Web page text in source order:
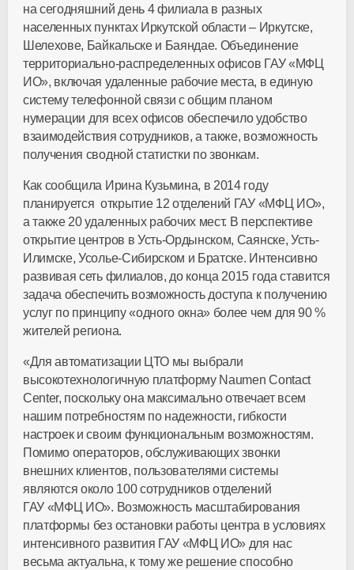
на сегодняшний день 4 филиала в разных
населенных пунктах Иркутской области – Иркутске,
Шелехове, Байкальске и Баяндае. Объединение
территориально-распределенных офисов ГАУ «МФЦ
ИО», включая удаленные рабочие места, в единую
систему телефонной связи с общим планом
нумерации для всех офисов обеспечило удобство
взаимодействия сотрудников, а также, возможность
получения сводной статистки по звонкам.
Как сообщила Ирина Кузьмина, в 2014 году
планируется открытие 12 отделений ГАУ «МФЦ ИО»,
а также 20 удаленных рабочих мест. В перспективе
открытие центров в Усть-Ордынском, Саянске, Усть-
Илимске, Усолье-Сибирском и Братске. Интенсивно
развивая сеть филиалов, до конца 2015 года ставится
задача обеспечить возможность доступа к получению
услуг по принципу «одного окна» более чем для 90 %
жителей региона.
«Для автоматизации ЦТО мы выбрали
высокотехнологичную платформу Naumen Contact
Center, поскольку она максимально отвечает всем
нашим потребностям по надежности, гибкости
настроек и своим функциональным возможностям.
Помимо операторов, обслуживающих звонки
внешних клиентов, пользователями системы
являются около 100 сотрудников отделений
ГАУ «МФЦ ИО». Возможность масштабирования
платформы без остановки работы центра в условиях
интенсивного развития ГАУ «МФЦ ИО» для нас
весьма актуальна, к тому же решение способно